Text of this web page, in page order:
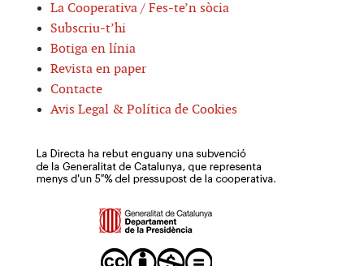
La Cooperativa / Fes-te’n sòcia
Subscriu-t’hi
Botiga en línia
Revista en paper
Contacte
Avis Legal & Política de Cookies